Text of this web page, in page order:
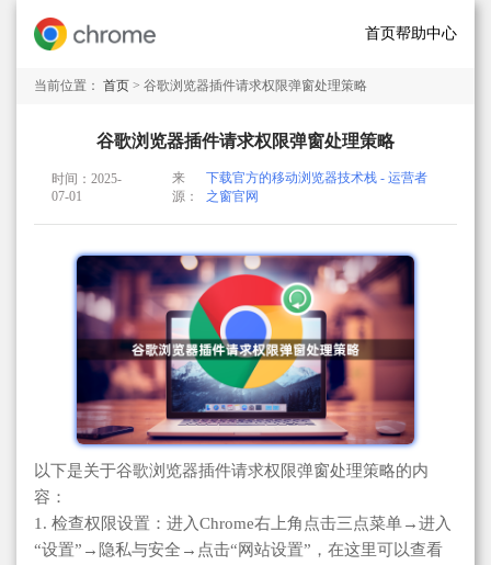
首页帮助中心
当前位置： 首页 > 谷歌浏览器插件请求权限弹窗处理策略
谷歌浏览器插件请求权限弹窗处理策略
时间：2025-
07-01
来
源：
下载官方的移动浏览器技术栈 - 运营者
之窗官网
以下是关于谷歌浏览器插件请求权限弹窗处理策略的内
容：
1. 检查权限设置：进入Chrome右上角点击三点菜单→进入
“设置”→隐私与安全→点击“网站设置”，在这里可以查看